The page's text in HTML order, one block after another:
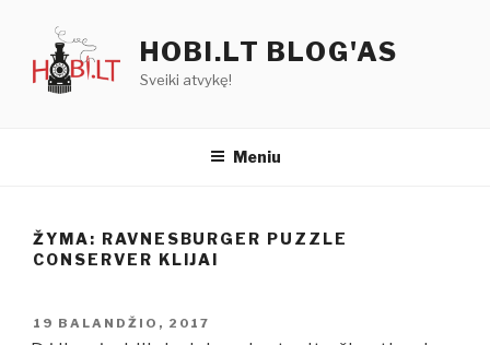
turinio
HOBI.LT BLOG'AS
Sveiki atvykę!
Meniu
ŽYMA: RAVNESBURGER PUZZLE
CONSERVER KLIJAI
PASKELBTA
19 BALANDŽIO, 2017